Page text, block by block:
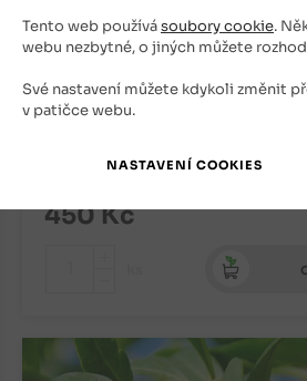
Tento web používásoubory cookie.
webu nezbytné, o jiných můžete
Své nastavení můžete kdykoli změnit
v patičce webu.
Krasnojarskaja
Muchovníky, goji, schizandra,
Vyprodáno
450Kč